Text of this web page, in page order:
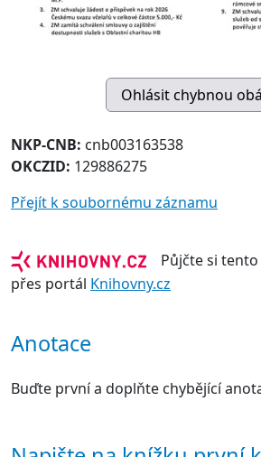
NKP-CNB: cnb003163538
OKCZID: 129886275
Přejít k soubornému záznamu
Půjčte si
přes portál Knihovny.cz
Anotace
Buďte první a doplňte chybějící